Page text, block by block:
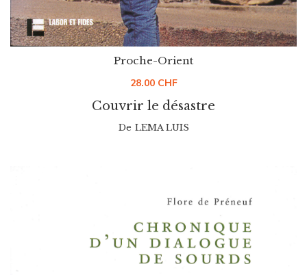
Couvrir le désastre
Proche-Orient
28.00 CHF
De LEMA LUIS